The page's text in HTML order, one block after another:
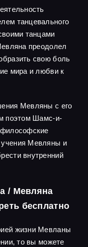
танцевального
танцами
преодолел
свою боль
мира и любви к
Мевляны с его
поэтом Шамс-и-
Мевляны и
внутренний
/ Мевляна
бесплатно
жизни Мевланы
то вы можете